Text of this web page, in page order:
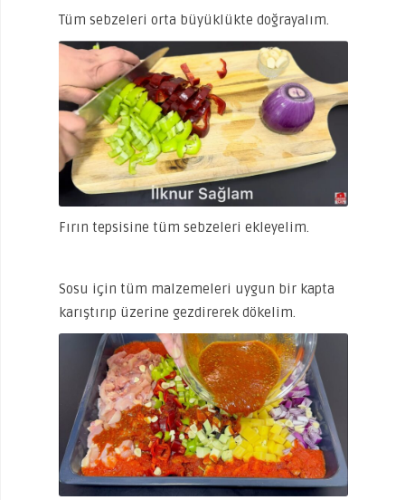
Tüm sebzeleri orta büyüklükte doğrayalım.
Fırın tepsisine tüm sebzeleri ekleyelim.
Sosu için tüm malzemeleri uygun bir kapta
karıştırıp üzerine gezdirerek dökelim.